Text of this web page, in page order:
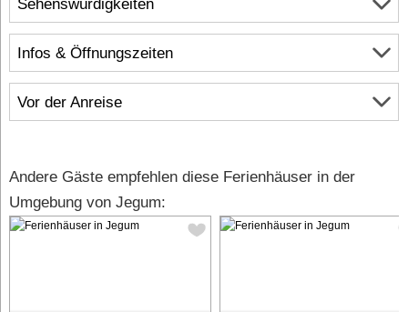
Infos & Öffnungszeiten
Vor der Anreise
Sehenswürdigkeiten
Andere Gäste empfehlen diese Ferienhäuser in der
Umgebung von Jegum: